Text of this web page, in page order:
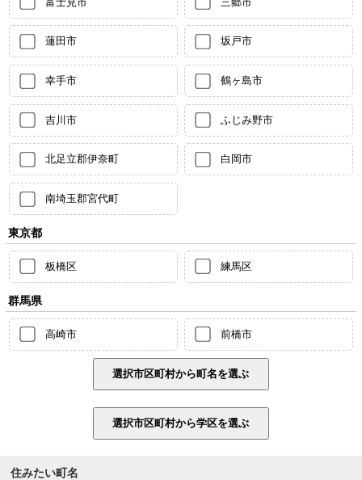
蓮田市 坂戸市
幸手市 鶴ヶ島市
吉川市 ふじみ野市
北足立郡伊奈町 白岡市
南埼玉郡宮代町
東京都
板橋区 練馬区
群馬県
高崎市 前橋市
住みたい町名